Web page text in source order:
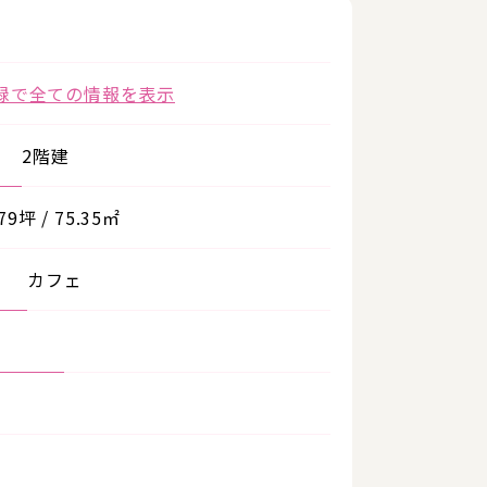
で全ての情報を表示
2階建
坪 / 75.35㎡
カフェ